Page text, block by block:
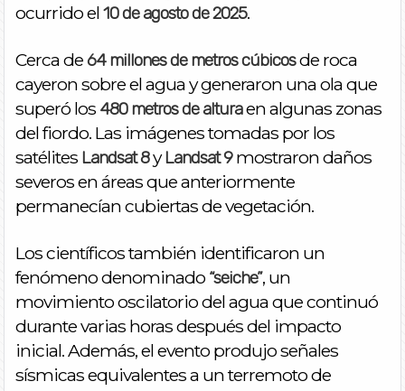
ocurrido el 10 de agosto de 2025.
Cerca de64 millones de metros cúbicosde roca
cayeron sobre el agua y generaron una ola que
superó los 480 metros de alturaen algunas zonas
del fiordo. Las imágenes tomadas por los
satélites Landsat 8yLandsat 9mostraron daños
severos en áreas que anteriormente
permanecían cubiertas de vegetación.
Los científicos también identificaron un
fenómeno denominado “seiche”, un
movimiento oscilatorio del agua que continuó
durante varias horas después del impacto
inicial. Además, el evento produjo señales
sísmicas equivalentes a un terremoto de